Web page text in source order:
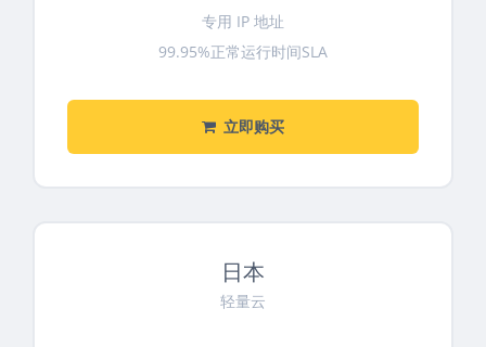
专用 IP 地址
99.95%正常运行时间SLA
立即购买
日本
轻量云